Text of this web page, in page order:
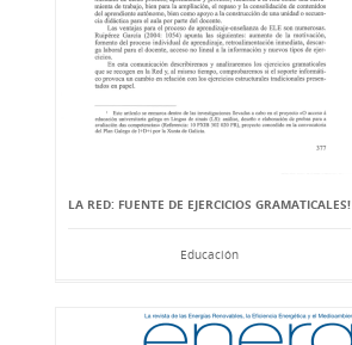
LA RED: FUENTE DE EJERCICIOS GRAMATICALES!
Educación